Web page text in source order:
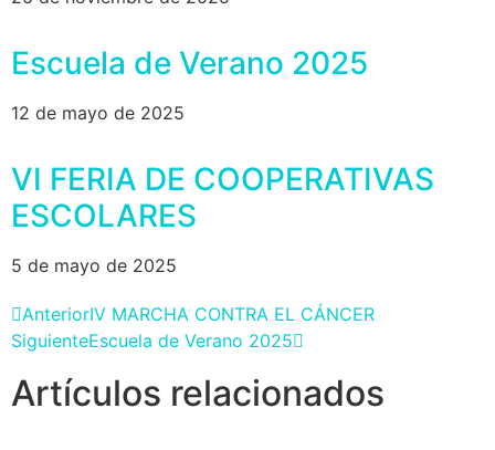
Escuela de Verano 2025
12 de mayo de 2025
VI FERIA DE COOPERATIVAS
ESCOLARES
5 de mayo de 2025
AnteriorIV MARCHA CONTRA EL CÁNCER
SiguienteEscuela de Verano 2025
Artículos relacionados